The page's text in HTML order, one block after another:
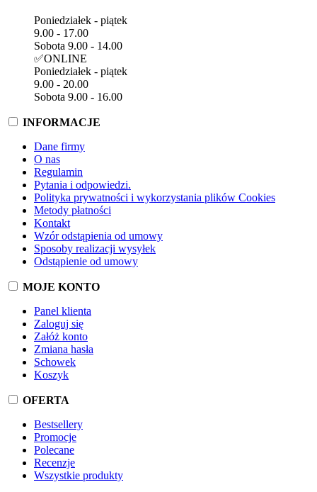
Poniedziałek - piątek
9.00 - 17.00
Sobota 9.00 - 14.00
✅ONLINE
Poniedziałek - piątek
9.00 - 20.00
Sobota 9.00 - 16.00
INFORMACJE
Dane firmy
O nas
Regulamin
Pytania i odpowiedzi.
Polityka prywatności i wykorzystania plików Cookies
Metody płatności
Kontakt
Wzór odstąpienia od umowy
Sposoby realizacji wysyłek
Odstąpienie od umowy
MOJE KONTO
Panel klienta
Zaloguj się
Załóż konto
Zmiana hasła
Schowek
Koszyk
OFERTA
Bestsellery
Promocje
Polecane
Recenzje
Wszystkie produkty